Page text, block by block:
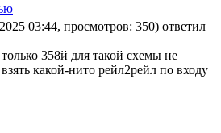
03:44, просмотров: 350) ответил
358й для такой схемы не
какой-нито рейл2рейл по входу